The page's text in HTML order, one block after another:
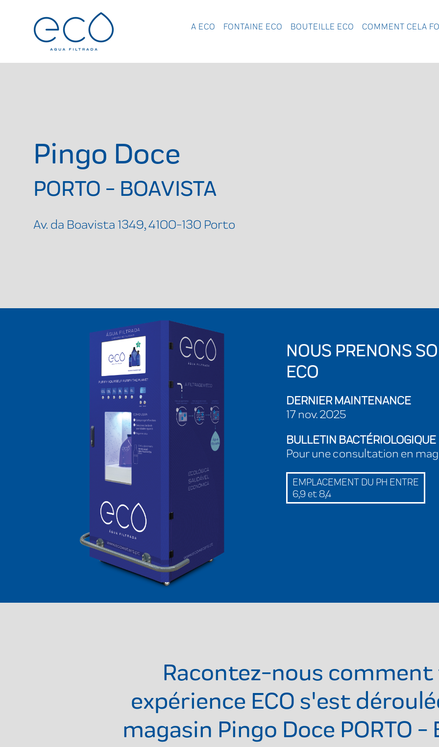
A ECO FONTAINE ECO BOUTEILLE ECO COMMENT CELA
Pingo Doce
PORTO - BOAVISTA
Av. da Boavista 1349, 4100-130 Porto
NOUS PRENONS
ECO
DERNIER MAINTENANCE
17 nov. 2025
BULLETIN
Pour une consultation en
EMPLACEMENT DU PH ENTRE
6,9 et 8,4
Racontez-nous
expérience ECO s'est
magasin Pingo Doce PORTO -